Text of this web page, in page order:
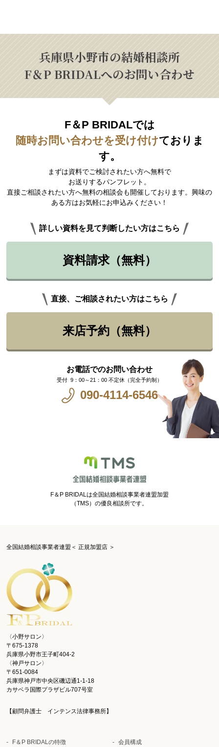
兵庫県小野市の結婚相談所
F＆P BRIDALへのお問い合わせ
F＆P BRIDALでは
随時お問い合わせを受け付けておりま
す。
まずは資料でご検討されたい方へ無料で
お送りするパンフレット。
直接ご相談されたい方へ無料の相談会も開催しております。興味の
ある方はお気軽にお申込みください！
詳しい資料を見て判断したい方はこちら
資料請求（無料）
直接、ご相談されたい方はこちら
来店予約（無料）
お電話でのお問い合わせ
9：00～21：00 不定休（完全予約制）
090-4114-6546
F＆P BRIDALは全国結婚相談事業者連盟加盟
（TMS）の優良相談所です。
全国結婚相談事業者連盟＜ 正規加盟店 ＞
〈小野サロン〉
〒675-1378
兵庫県小野市王子町404-2
〈神戸サロン〉
〒651-0084
兵庫県神戸市中央区磯辺通1-1-18
カサベラ国際プラザビル707号室
【顧問弁護士 インテンス法律事務所】
F＆P BRIDALの特徴 会員構成